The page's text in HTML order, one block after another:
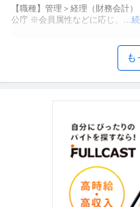
【職種】管理＞経理（財務会計
公庁 ※会員属性などに応じ、 …続
ルートセールス・渉外・外
300％成長の医療ベンチャ
株式会社on call
会員属性などに応じ、当該求…続
ルートセールス・渉外・外
ービスを展開する「株式会
株式会社PoliPoli
も